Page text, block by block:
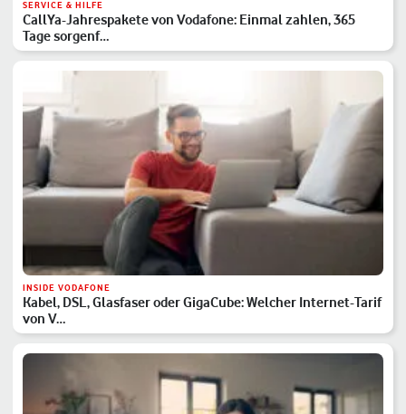
SERVICE & HILFE
CallYa-Jahrespakete von Vodafone: Einmal zahlen, 365
Tage sorgenf…
INSIDE VODAFONE
Kabel, DSL, Glasfaser oder GigaCube: Welcher Internet-Tarif
von V…